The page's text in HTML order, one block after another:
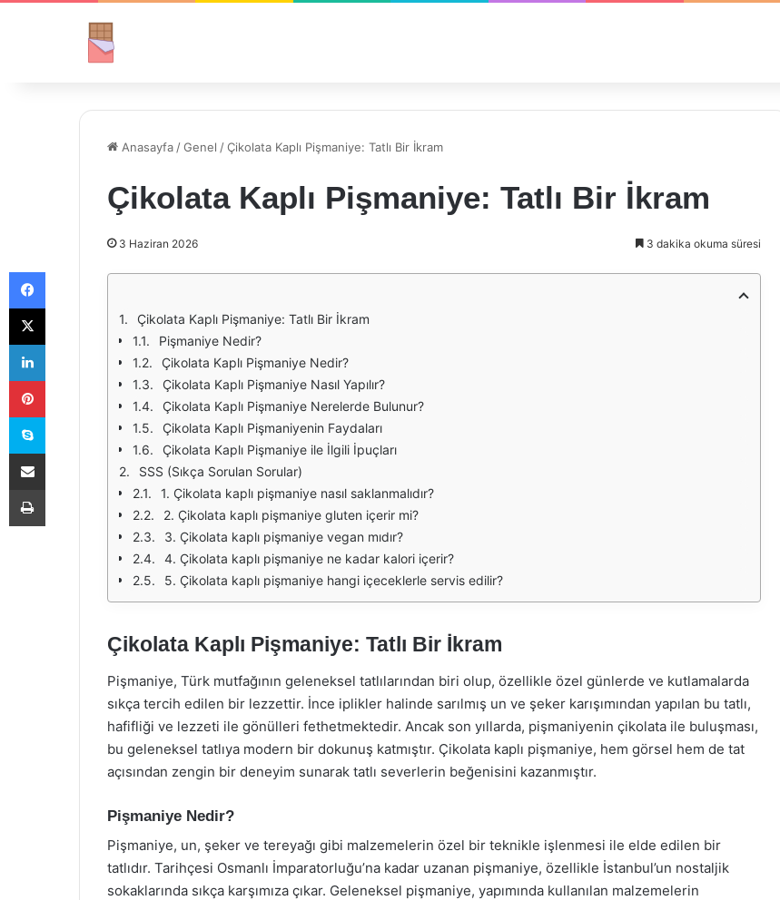
Anasayfa /Genel /Çikolata Kaplı Pişmaniye: Tatlı Bir İkram
Çikolata Kaplı Pişmaniye: Tatlı Bir İkram
3 Haziran 2026 3 dakika okuma süresi
Çikolata Kaplı Pişmaniye: Tatlı Bir İkram
Pişmaniye Nedir?
Çikolata Kaplı Pişmaniye Nedir?
Çikolata Kaplı Pişmaniye Nasıl Yapılır?
Çikolata Kaplı Pişmaniye Nerelerde Bulunur?
Çikolata Kaplı Pişmaniyenin Faydaları
Çikolata Kaplı Pişmaniye ile İlgili İpuçları
SSS (Sıkça Sorulan Sorular)
1. Çikolata kaplı pişmaniye nasıl saklanmalıdır?
2. Çikolata kaplı pişmaniye gluten içerir mi?
3. Çikolata kaplı pişmaniye vegan mıdır?
4. Çikolata kaplı pişmaniye ne kadar kalori içerir?
5. Çikolata kaplı pişmaniye hangi içeceklerle servis edilir?
Çikolata Kaplı Pişmaniye: Tatlı Bir İkram
Pişmaniye, Türk mutfağının geleneksel tatlılarından biri olup, özellikle özel günlerde ve kutlamalarda
sıkça tercih edilen bir lezzettir. İnce iplikler halinde sarılmış un ve şeker karışımından yapılan bu tatlı,
hafifliği ve lezzeti ile gönülleri fethetmektedir. Ancak son yıllarda, pişmaniyenin çikolata ile buluşması,
bu geleneksel tatlıya modern bir dokunuş katmıştır. Çikolata kaplı pişmaniye, hem görsel hem de tat
açısından zengin bir deneyim sunarak tatlı severlerin beğenisini kazanmıştır.
Pişmaniye Nedir?
Pişmaniye, un, şeker ve tereyağı gibi malzemelerin özel bir teknikle işlenmesi ile elde edilen bir
tatlıdır. Tarihçesi Osmanlı İmparatorluğu’na kadar uzanan pişmaniye, özellikle İstanbul’un nostaljik
sokaklarında sıkça karşımıza çıkar. Geleneksel pişmaniye, yapımında kullanılan malzemelerin
Facebook
X
LinkedIn
Pinterest
Skype
E-Posta ile paylaş